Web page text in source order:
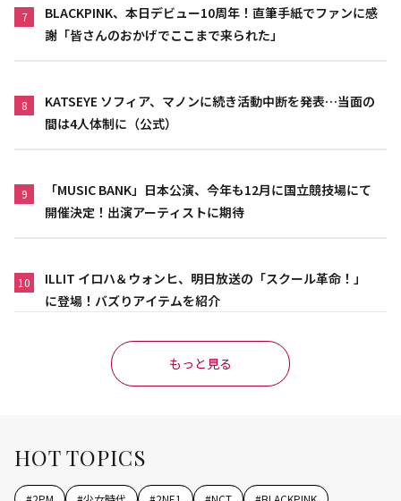
7
BLACKPINK、本日デビュー10周年！直筆手紙でファンに感
謝「皆さんのおかげでここまで来られた」
8
KATSEYE ソフィア、マノンに続き活動中断を発表…当面の
間は4人体制に（公式）
9
「MUSIC BANK」日本公演、今年も12月に国立競技場にて
開催決定！出演アーティストに期待
10
ILLIT イロハ＆ウォンヒ、明日放送の「スクール革命！」
に登場！バズりアイテムを紹介
もっと見る
HOT TOPICS